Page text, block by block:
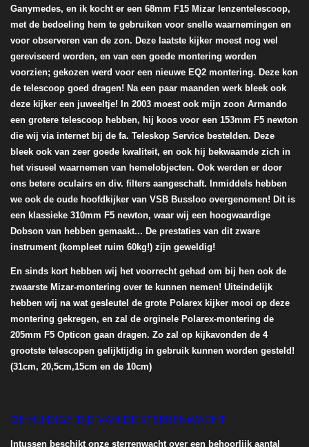
Ganymedes, en ik kocht er een 68mm F15 Mizar lenzentelescoop,
met de bedoeling hem te gebruiken voor snelle waarnemingen en
voor observeren van de zon. Deze laatste kijker moest nog wel
gereviseerd worden, en van een goede montering worden
voorzien; gekozen werd voor een nieuwe EQ2 montering. Deze kon
de telescoop goed dragen! Na een paar maanden werk bleek ook
deze kijker een juweeltje! In 2003 moest ook mijn zoon Armando
een grotere telescoop hebben, hij koos voor een 153mm F5 newton
die wij via internet bij de fa. Teleskop Service bestelden. Deze
bleek ook van zeer goede kwaliteit, en ook hij bekwaamde zich in
het visueel waarnemen van hemelobjecten. Ook werden er door
ons betere oculairs en div. filters aangeschaft. Inmiddels hebben
we ook de oude hoofdkijker van VSB Bussloo overgenomen! Dit is
een klassieke 310mm F5 newton, waar wij een hoogwaardige
Dobson van hebben gemaakt... De prestaties van dit zware
instrument (kompleet ruim 60kg!) zijn geweldig!
En sinds kort hebben wij het voorrecht gehad om bij hen ook de
zwaarste Mizar-montering over te kunnen nemen! Uiteindelijk
hebben wij na wat gesleutel de grote Polarex kijker mooi op deze
montering gekregen, en zal de orginele Polarex-montering de
205mm F5 Opticon gaan dragen. Zo zal op kijkavonden de 4
grootste telescopen gelijktijdig in gebruik kunnen worden gesteld!
(31cm, 20,5cm,15cm en de 10cm)
DE HUIDIGE TIJD VAN DE STERRENWACHT
Intussen beschikt onze sterrenwacht over een behoorlijk aantal